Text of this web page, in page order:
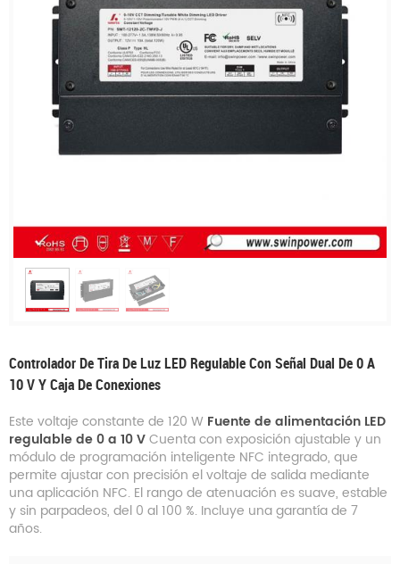
Controlador De Tira De Luz LED Regulable Con Señal Dual De 0 A
10 V Y Caja De Conexiones
Este voltaje constante de 120 W Fuente de alimentación LED
regulable de 0 a 10 VCuenta con exposición ajustable y un
módulo de programación inteligente NFC integrado, que
permite ajustar con precisión el voltaje de salida mediante
una aplicación NFC. El rango de atenuación es suave, estable
y sin parpadeos, del 0 al 100 %. Incluye una garantía de 7
años.